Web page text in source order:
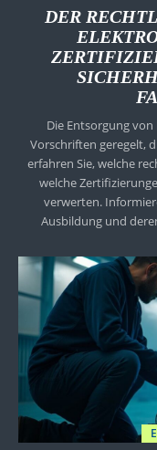
DER
Die Entsorgung
Vorschriften geregelt,
erfahren Sie, welche
welche
verwerten.
Ausbildung und